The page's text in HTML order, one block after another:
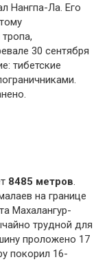
Нангпа-Ла. Его
30 сентября
тибетские
8485 метров
на границе
Махалангур-
трудной для
проложено 17
покорил 16-